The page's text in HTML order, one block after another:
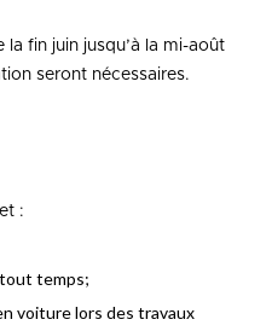
la fin juin jusqu’à la mi-août
seront nécessaires.
:
temps;
voiture lors des travaux